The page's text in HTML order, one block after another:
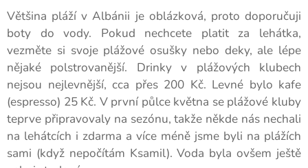
Většina pláží v Albánii je oblázková, proto doporučuji
boty do vody. Pokud nechcete platit za lehátka,
vezměte si svoje plážové osušky nebo deky, ale lépe
nějaké polstrovanější. Drinky v plážových klubech
nejsou nejlevnější, cca přes 200 Kč. Levné bylo kafe
(espresso) 25 Kč. V první půlce května se plážové kluby
teprve připravovaly na sezónu, takže někde nás nechali
na lehátcích i zdarma a více méně jsme byli na plážích
sami (když nepočítám Ksamil). Voda byla ovšem ještě